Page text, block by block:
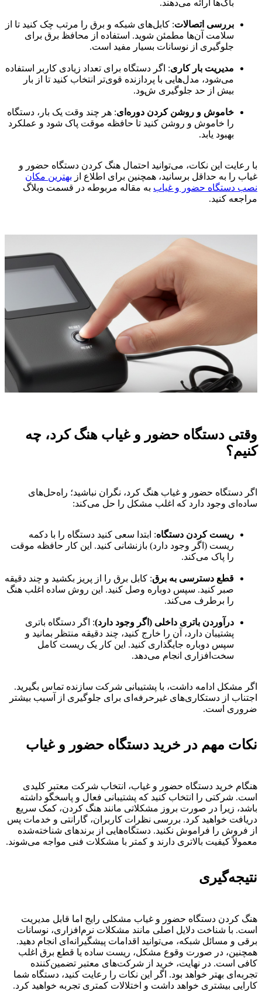
باگ‌ها ارائه می‌دهند.
بررسی اتصالات: کابل‌های شبکه و برق را مرتب چک کنید تا از
سلامت آن‌ها مطمئن شوید. استفاده از محافظ برق برای
جلوگیری از نوسانات بسیار مفید است.
مدیریت بار کاری: اگر دستگاه برای تعداد زیادی کاربر استفاده
می‌شود، مدل‌هایی با پردازنده قوی‌تر انتخاب کنید تا از بار
بیش از حد جلوگیری شود.
خاموش و روشن کردن دوره‌ای: هر چند وقت یک بار، دستگاه
را خاموش و روشن کنید تا حافظه موقت پاک شود و عملکرد
بهبود یابد.
با رعایت این نکات، می‌توانید احتمال هنگ کردن دستگاه حضور و
غیاب را به حداقل برسانید، همچنین برای اطلاع از بهترین مکان
نصب دستگاه حضور و غیاب به مقاله مربوطه در قسمت وبلاگ
مراجعه کنید.
وقتی دستگاه حضور و غیاب هنگ کرد، چه
کنیم؟
اگر دستگاه حضور و غیاب هنگ کرد، نگران نباشید؛ راه‌حل‌های
ساده‌ای وجود دارد که اغلب مشکل را حل می‌کند:
ریست کردن دستگاه: ابتدا سعی کنید دستگاه را با دکمه
ریست (اگر وجود دارد) بازنشانی کنید. این کار حافظه موقت
را پاک می‌کند.
قطع دسترسی به برق: کابل برق را از پریز بکشید و چند دقیقه
صبر کنید. سپس دوباره وصل کنید. این روش ساده اغلب هنگ
را برطرف می‌کند.
درآوردن باتری داخلی (اگر وجود دارد): اگر دستگاه باتری
پشتیبان دارد، آن را خارج کنید، چند دقیقه منتظر بمانید و
سپس دوباره جایگذاری کنید. این کار یک ریست کامل
سخت‌افزاری انجام می‌دهد.
اگر مشکل ادامه داشت، با پشتیبانی شرکت سازنده تماس بگیرید.
اجتناب از دستکاری‌های غیرحرفه‌ای برای جلوگیری از آسیب بیشتر
ضروری است.
نکات مهم در خرید دستگاه حضور و غیاب
هنگام خرید دستگاه حضور و غیاب، انتخاب شرکت معتبر کلیدی
است. شرکتی را انتخاب کنید که پشتیبانی فعال و پاسخگو داشته
باشد، زیرا در صورت بروز مشکلاتی مانند هنگ کردن، کمک سریع
دریافت خواهید کرد. بررسی نظرات کاربران، گارانتی و خدمات پس
از فروش را فراموش نکنید. دستگاه‌هایی از برندهای شناخته‌شده
معمولاً کیفیت بالاتری دارند و کمتر با مشکلات فنی مواجه می‌شوند.
نتیجه‌گیری
هنگ کردن دستگاه حضور و غیاب مشکلی رایج اما قابل مدیریت
است. با شناخت دلایل اصلی مانند مشکلات نرم‌افزاری، نوسانات
برقی و مسائل شبکه، می‌توانید اقدامات پیشگیرانه‌ای انجام دهید.
همچنین، در صورت وقوع مشکل، ریست ساده یا قطع برق اغلب
کافی است. در نهایت، خرید از شرکت‌های معتبر تضمین‌کننده
تجربه‌ای بهتر خواهد بود. اگر این نکات را رعایت کنید، دستگاه شما
کارایی بیشتری خواهد داشت و اختلالات کمتری تجربه خواهید کرد.